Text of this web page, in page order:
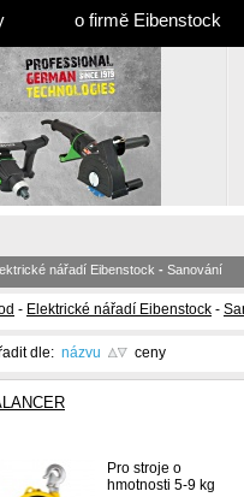
o firmě Eibenstock
nářadí Eibenstock - Sanování
- Elektrické nářadí Eibenstock -
dle: názvu ceny
Pro stroje o
hmotnosti 5-9 kg